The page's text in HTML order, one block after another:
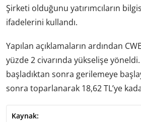
Şirketi olduğunu yatırımcıların
ifadelerini kullandı.
Yapılan açıklamaların ardından
yüzde 2 civarında yükselişe
başladıktan sonra gerilemeye
sonra toparlanarak 18,62 TL’ye
Kaynak: